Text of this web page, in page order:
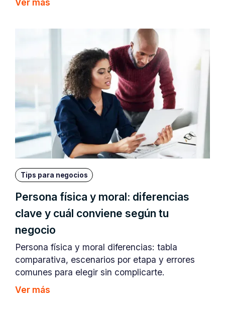
Ver más
Tips para negocios
Persona física y moral: diferencias
clave y cuál conviene según tu
negocio
Persona física y moral diferencias: tabla
comparativa, escenarios por etapa y errores
comunes para elegir sin complicarte.
Ver más